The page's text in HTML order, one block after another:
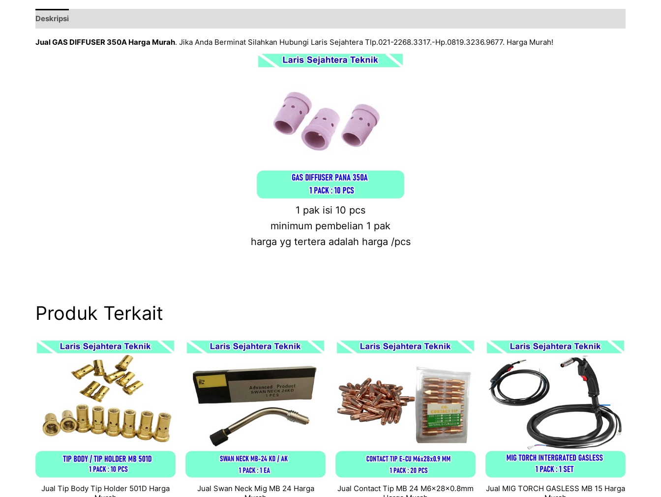
Deskripsi
Jual GAS DIFFUSER 350A Harga Murah. Jika Anda Berminat Silahkan Hubungi Laris Sejahtera Tlp.021-2268.3317.-Hp.0819.3236.9677. Harga Murah!
1 pak isi 10 pcs
minimum pembelian 1 pak
harga yg tertera adalah harga /pcs
Produk Terkait
Jual Tip Body Tip Holder 501D Harga
Jual Swan Neck Mig MB 24 Harga
Jual Contact Tip MB 24 M6x28x0.8mm
Jual MIG TORCH GASLESS MB 15 Harga